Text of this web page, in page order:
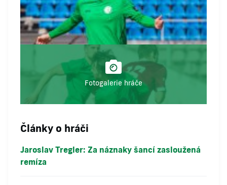
Fotogalerie hráče
Články o hráči
Jaroslav Tregler: Za náznaky šancí zasloužená
remíza